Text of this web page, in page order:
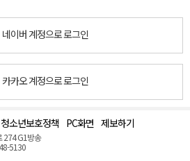
네이버 계정으로 로그인
카카오 계정으로 로그인
청소년보호정책 PC화면 제보하기
274 G1방송
5130